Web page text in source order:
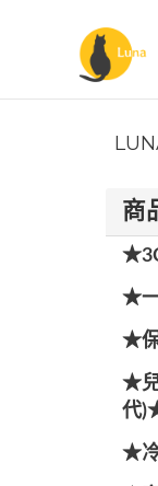
Luna日
商
★
★
★兒
代
★